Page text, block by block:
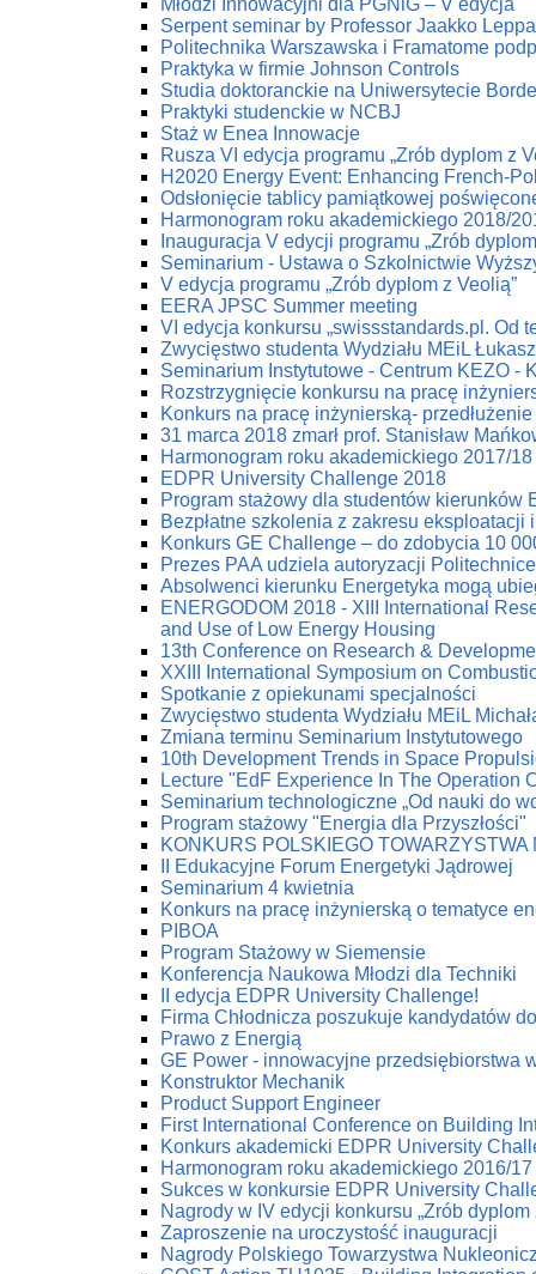
Młodzi Innowacyjni dla PGNiG – V edycja
Serpent seminar by Professor Jaakko
Politechnika Warszawska i Framatome
Praktyka w firmie Johnson Controls
Studia doktoranckie na Uniwersytecie
Praktyki studenckie w NCBJ
Staż w Enea Innowacje
Rusza VI edycja programu „Zrób dyplom z
H2020 Energy Event: Enhancing French-
Odsłonięcie tablicy pamiątkowej
Harmonogram roku akademickiego 2018/
Inauguracja V edycji programu „Zrób
Seminarium - Ustawa o Szkolnictwie
V edycja programu „Zrób dyplom z Veolią”
EERA JPSC Summer meeting
VI edycja konkursu „swissstandards.pl. Od
Zwycięstwo studenta Wydziału MEiL
Seminarium Instytutowe - Centrum KEZO -
Rozstrzygnięcie konkursu na pracę
Konkurs na pracę inżynierską-
31 marca 2018 zmarł prof. Stanisław
Harmonogram roku akademickiego 2017/18
EDPR University Challenge 2018
Program stażowy dla studentów kierunków
Bezpłatne szkolenia z zakresu
Konkurs GE Challenge – do zdobycia 10
Prezes PAA udziela autoryzacji
Absolwenci kierunku Energetyka mogą
ENERGODOM 2018 - XIII International
and Use of Low Energy Housing
13th Conference on Research &
XXIII International Symposium on
Spotkanie z opiekunami specjalności
Zwycięstwo studenta Wydziału MEiL
Zmiana terminu Seminarium Instytutowego
10th Development Trends in Space
Lecture "EdF Experience In The Operation
Seminarium technologiczne „Od nauki do
Program stażowy "Energia dla Przyszłości"
KONKURS POLSKIEGO
II Edukacyjne Forum Energetyki Jądrowej
Seminarium 4 kwietnia
Konkurs na pracę inżynierską o tematyce
PIBOA
Program Stażowy w Siemensie
Konferencja Naukowa Młodzi dla Techniki
II edycja EDPR University Challenge!
Firma Chłodnicza poszukuje kandydatów
Prawo z Energią
GE Power - innowacyjne przedsiębiorstwa
Konstruktor Mechanik
Product Support Engineer
First International Conference on Building
Konkurs akademicki EDPR University
Harmonogram roku akademickiego 2016/17
Sukces w konkursie EDPR University
Nagrody w IV edycji konkursu „Zrób dyplom
Zaproszenie na uroczystość inauguracji
Nagrody Polskiego Towarzystwa